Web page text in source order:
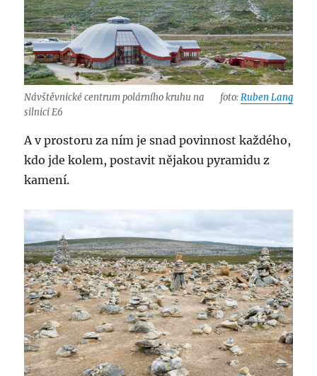
Návštěvnické centrum polárního kruhu na
silnici E6
foto:Ruben Lang
A v prostoru za ním je snad povinnost každého,
kdo jde kolem, postavit nějakou pyramidu z
kamení.